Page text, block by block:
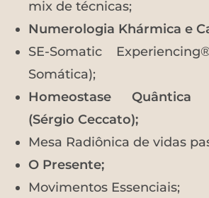
mix de técnicas;
Numerologia Khármica e
SE-Somatic
Somática);
Homeostase Quântica
(Sérgio Ceccato);
Mesa Radiônica de vidas
O Presente;
Movimentos Essenciais;